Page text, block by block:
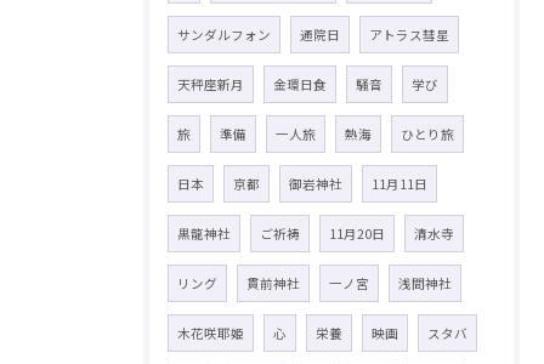
サンダルフォン 通院日 アトラス彗星
天秤座新月 金環日食 騒音 学び
旅 準備 一人旅 熱海 ひとり旅
日本 京都 御岩神社 11月11日
黒龍神社 ご祈祷 11月20日 清水寺
リング 貫前神社 一ノ宮 浅間神社
木花咲耶姫 心 栄養 映画 スタバ